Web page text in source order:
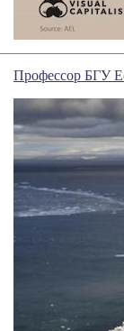
Профессор БГУ